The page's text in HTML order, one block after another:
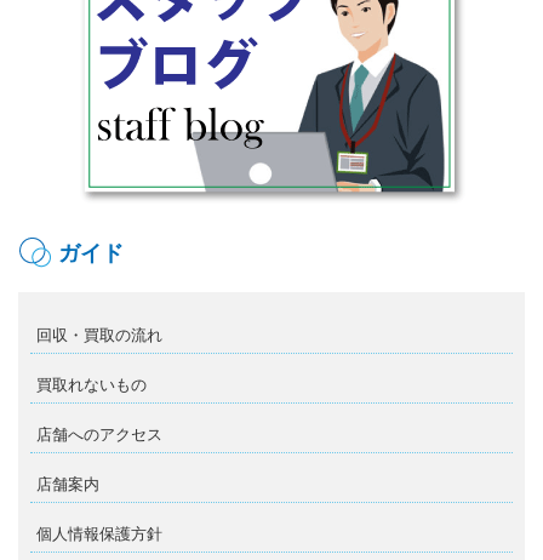
ガイド
回収・買取の流れ
買取れないもの
店舗へのアクセス
店舗案内
個人情報保護方針